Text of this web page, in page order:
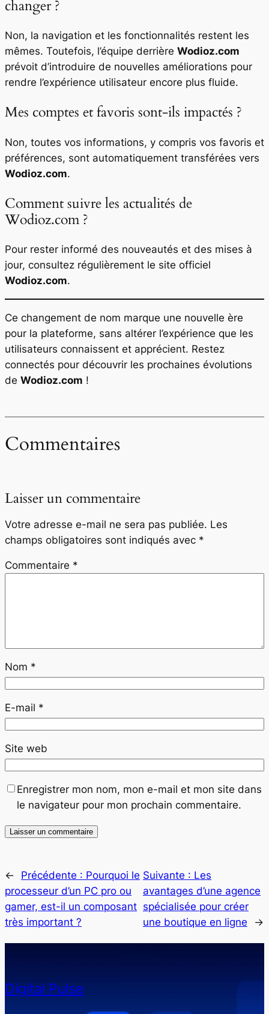
changer ?
Non, la navigation et les fonctionnalités restent les
mêmes. Toutefois, l’équipe derrière Wodioz.com
prévoit d’introduire de nouvelles améliorations pour
rendre l’expérience utilisateur encore plus fluide.
Mes comptes et favoris sont-ils impactés ?
Non, toutes vos informations, y compris vos favoris et
préférences, sont automatiquement transférées vers
Wodioz.com.
Comment suivre les actualités de
Wodioz.com ?
Pour rester informé des nouveautés et des mises à
jour, consultez régulièrement le site officiel
Wodioz.com.
Ce changement de nom marque une nouvelle ère
pour la plateforme, sans altérer l’expérience que les
utilisateurs connaissent et apprécient. Restez
connectés pour découvrir les prochaines évolutions
de Wodioz.com !
Commentaires
Laisser un commentaire
Votre adresse e-mail ne sera pas publiée. Les
champs obligatoires sont indiqués avec *
Commentaire *
Nom *
E-mail *
Site web
Enregistrer mon nom, mon e-mail et mon site dans
le navigateur pour mon prochain commentaire.
← Précédente : Pourquoi le
processeur d’un PC pro ou
gamer, est-il un composant
très important ?
Suivante : Les
avantages d’une agence
spécialisée pour créer
une boutique en ligne
→
Digital Pulse